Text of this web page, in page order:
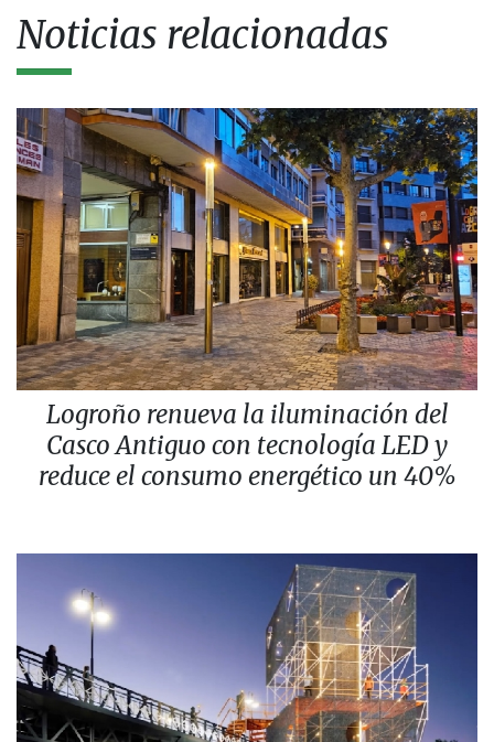
Noticias relacionadas
Logroño renueva la iluminación del
Casco Antiguo con tecnología LED y
reduce el consumo energético un 40%